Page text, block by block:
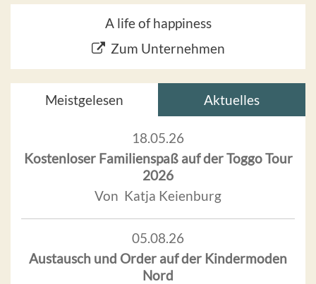
A life of happiness
Zum Unternehmen
Meistgelesen Aktuelles
18.05.26
Kostenloser Familienspaß auf der Toggo Tour
2026
Von Katja Keienburg
05.08.26
Austausch und Order auf der Kindermoden
Nord